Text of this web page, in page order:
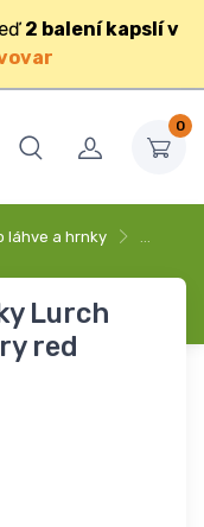
2 balení kapslí v
0
láhve a hrnky
Lurch
red